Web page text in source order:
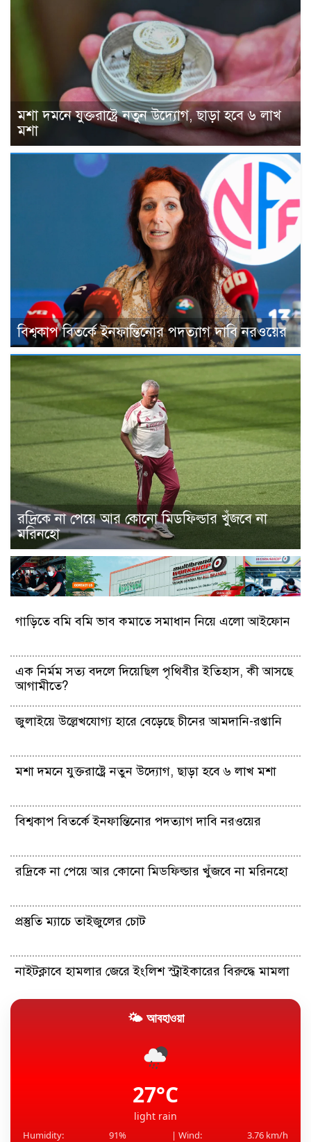
মশা দমনে যুক্তরাষ্ট্রে নতুন উদ্যোগ, ছাড়া হবে ৬ লাখ
মশা
বিশ্বকাপ বিতর্কে ইনফান্তিনোর পদত্যাগ দাবি নরওয়ের
রদ্রিকে না পেয়ে আর কোনো মিডফিল্ডার খুঁজবে না
মরিনহো
গাড়িতে বমি বমি ভাব কমাতে সমাধান নিয়ে এলো আইফোন
এক নির্মম সত্য বদলে দিয়েছিল পৃথিবীর ইতিহাস, কী আসছে
আগামীতে?
জুলাইয়ে উল্লেখযোগ্য হারে বেড়েছে চীনের আমদানি-রপ্তানি
মশা দমনে যুক্তরাষ্ট্রে নতুন উদ্যোগ, ছাড়া হবে ৬ লাখ মশা
বিশ্বকাপ বিতর্কে ইনফান্তিনোর পদত্যাগ দাবি নরওয়ের
রদ্রিকে না পেয়ে আর কোনো মিডফিল্ডার খুঁজবে না মরিনহো
প্রস্তুতি ম্যাচে তাইজুলের চোট
নাইটক্লাবে হামলার জেরে ইংলিশ স্ট্রাইকারের বিরুদ্ধে মামলা
শ্রীলঙ্কায় প্রথম টেস্টের আগে ভারতীয় শিবিরে অস্বস্তি
তথ্য গোপন, ২ বছরের জন্য নিষিদ্ধ পাকিস্তানি অলরাউন্ডার
🌤 আবহাওয়া
27°C
light rain
Humidity: 91% | Wind: 3.76 km/h